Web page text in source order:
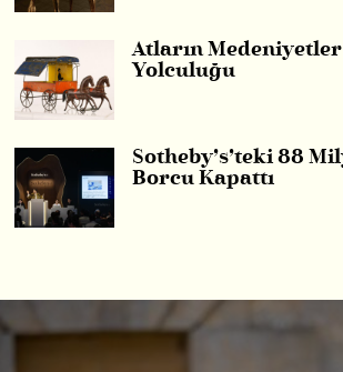
Atların
Yolculuğu
Sotheby’s’teki 88
Borcu Kapattı